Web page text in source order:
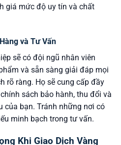
giá mức độ uy tín và chất
và Tư Vấn
sẽ có đội ngũ nhân viên
và sẵn sàng giải đáp mọi
rõ ràng. Họ sẽ cung cấp đầy
sách bảo hành, thu đổi và
của bạn. Tránh những nơi có
minh bạch trong tư vấn.
Khi Giao Dịch Vàng